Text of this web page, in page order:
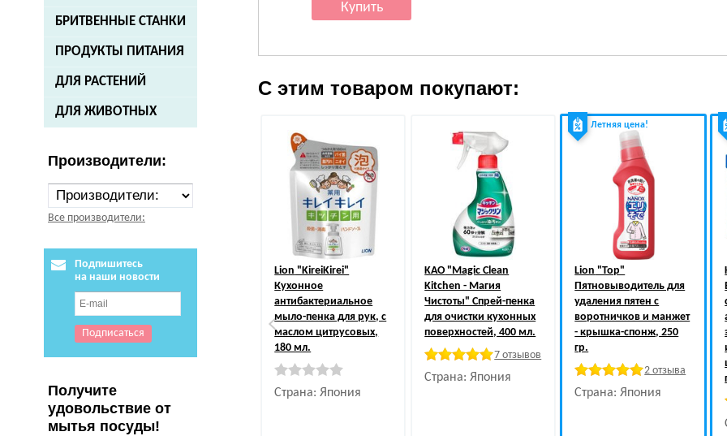
БРИТВЕННЫЕ СТАНКИ
ПРОДУКТЫ ПИТАНИЯ
ДЛЯ РАСТЕНИЙ
ДЛЯ ЖИВОТНЫХ
Производители:
Все производители:
Подпишитесь
на наши новости
Получите
удовольствие от
мытья посуды!
С этим товаром покупают:
Lion "KireiKirei"
Кухонное
антибактериальное
мыло-пенка для рук, с
маслом цитрусовых,
180 мл.
Страна: Япония
KAO"Magiс Clean
Kitchen - Магия
Чистоты" Спрей-пенка
для очистки кухонных
поверхностей, 400 мл.
7 отзывов
Страна: Япония
Летняя цена!
Lion "Top"
Пятновыводитель для
удаления пятен с
воротничков и манжет
- крышка-спонж, 250
гр.
2 отзыва
Страна: Япония